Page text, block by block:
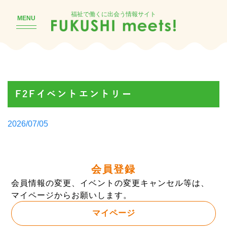
MENU
福祉で働くに出会う情報サイト
F2Fイベントエントリー
Posted
2026/07/05
会員登録
会員情報の変更、イベントの変更キャンセル等は、
マイページからお願いします。
マイページ